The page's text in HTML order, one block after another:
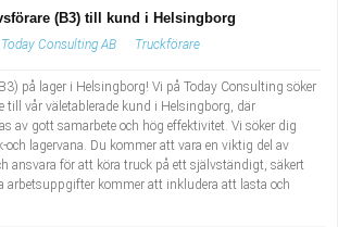
(B3) till kund i Helsingborg
Today Consulting AB Truckförare
på lager i Helsingborg! Vi på Today Consulting söker
till vår väletablerade kund i Helsingborg, där
av gott samarbete och hög effektivitet. Vi söker dig
lagervana. Du kommer att vara en viktig del av
ansvara för att köra truck på ett självständigt, säkert
arbetsuppgifter kommer att inkludera att lasta och